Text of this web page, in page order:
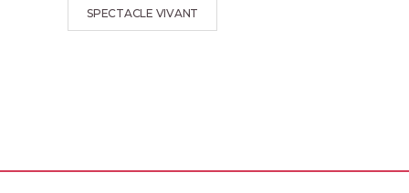
SPECTACLE VIVANT